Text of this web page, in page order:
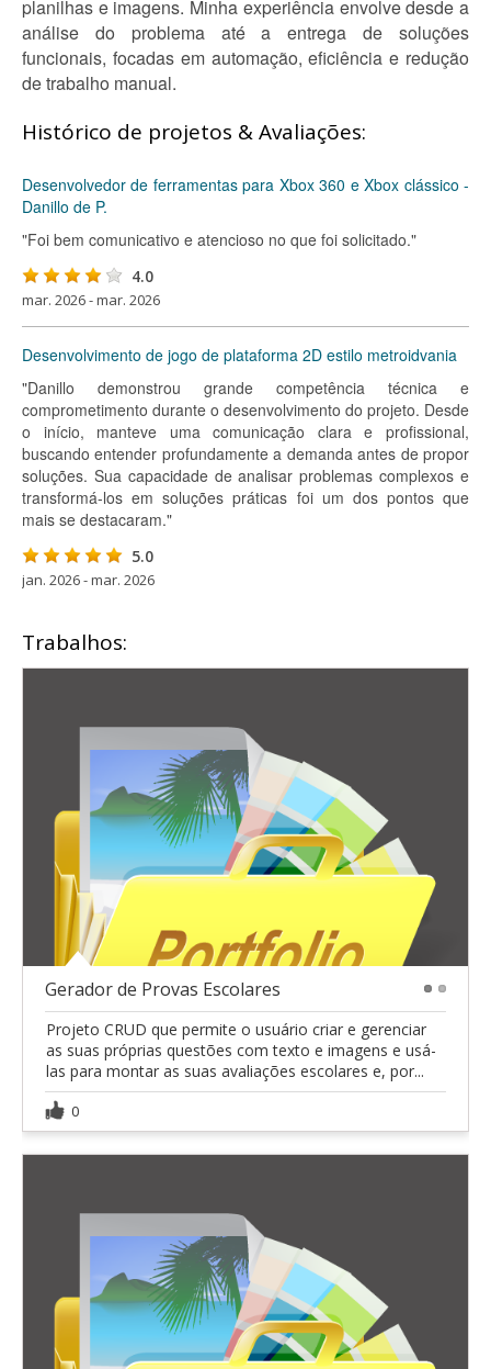
planilhas e imagens. Minha experiência envolve desde a
análise do problema até a entrega de soluções
funcionais, focadas em automação, eficiência e redução
de trabalho manual.
Histórico de projetos & Avaliações:
Desenvolvedor de ferramentas para Xbox 360 e Xbox clássico -
Danillo de P.
"Foi bem comunicativo e atencioso no que foi solicitado."
4.0
mar. 2026 - mar. 2026
Desenvolvimento de jogo de plataforma 2D estilo metroidvania
"Danillo demonstrou grande competência técnica e
comprometimento durante o desenvolvimento do projeto. Desde
o início, manteve uma comunicação clara e profissional,
buscando entender profundamente a demanda antes de propor
soluções. Sua capacidade de analisar problemas complexos e
transformá-los em soluções práticas foi um dos pontos que
mais se destacaram."
5.0
jan. 2026 - mar. 2026
Trabalhos:
Gerador de Provas Escolares
Projeto CRUD que permite o usuário criar e gerenciar
as suas próprias questões com texto e imagens e usá-
las para montar as suas avaliações escolares e, por...
0